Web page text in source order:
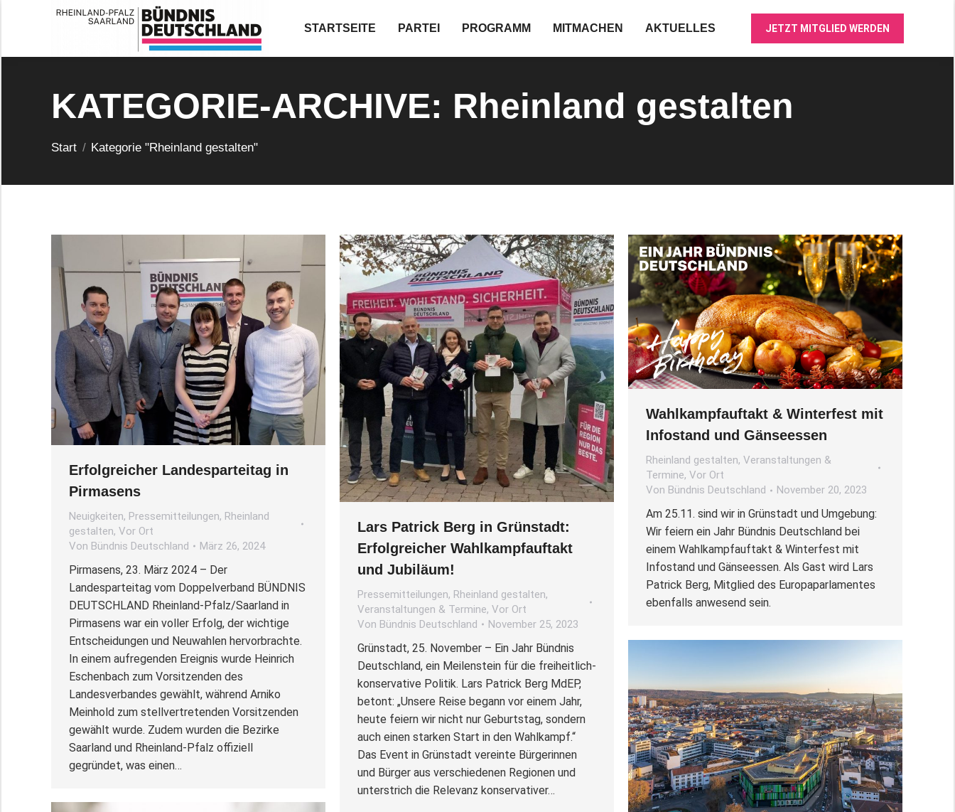
STARTSEITE PARTEI PROGRAMM MITMACHEN AKTUELLES JETZT MITGLIED WERDEN
KATEGORIE-ARCHIVE: Rheinland gestalten
Start
Kategorie "Rheinland gestalten"
Erfolgreicher Landesparteitag in
Pirmasens
Neuigkeiten, Pressemitteilungen, Rheinland
gestalten, Vor Ort
Von Bündnis Deutschland März 26, 2024
Pirmasens, 23. März 2024 – Der
Landesparteitag vom Doppelverband BÜNDNIS
DEUTSCHLAND Rheinland-Pfalz/Saarland in
Pirmasens war ein voller Erfolg, der wichtige
Entscheidungen und Neuwahlen hervorbrachte.
In einem aufregenden Ereignis wurde Heinrich
Eschenbach zum Vorsitzenden des
Landesverbandes gewählt, während Arniko
Meinhold zum stellvertretenden Vorsitzenden
gewählt wurde. Zudem wurden die Bezirke
Saarland und Rheinland-Pfalz offiziell
gegründet, was einen…
Lars Patrick Berg in Grünstadt:
Erfolgreicher Wahlkampfauftakt
und Jubiläum!
Pressemitteilungen, Rheinland gestalten,
Veranstaltungen & Termine, Vor Ort
Von Bündnis Deutschland November 25, 2023
Grünstadt, 25. November – Ein Jahr Bündnis
Deutschland, ein Meilenstein für die freiheitlich-
konservative Politik. Lars Patrick Berg MdEP,
betont: „Unsere Reise begann vor einem Jahr,
heute feiern wir nicht nur Geburtstag, sondern
auch einen starken Start in den Wahlkampf.“
Das Event in Grünstadt vereinte Bürgerinnen
und Bürger aus verschiedenen Regionen und
unterstrich die Relevanz konservativer…
Wahlkampfauftakt & Winterfest mit
Infostand und Gänseessen
Rheinland gestalten, Veranstaltungen &
Termine, Vor Ort
Von Bündnis Deutschland November 20, 2023
Am 25.11. sind wir in Grünstadt und Umgebung:
Wir feiern ein Jahr Bündnis Deutschland bei
einem Wahlkampfauftakt & Winterfest mit
Infostand und Gänseessen. Als Gast wird Lars
Patrick Berg, Mitglied des Europaparlamentes
ebenfalls anwesend sein.